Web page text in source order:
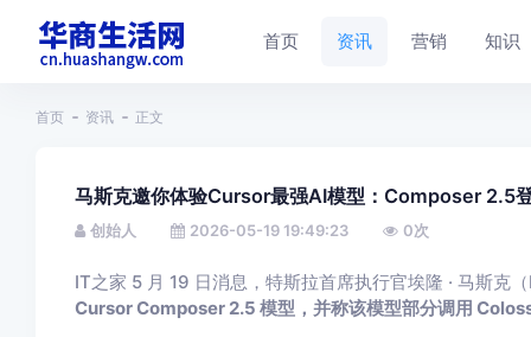
首页 资讯 营销 知识
首页 资讯 正文
马斯克邀你体验Cursor最强AI模型：Composer 2.5
创始人 2026-05-19 19:49:23 0次
IT之家 5 月 19 日消息，特斯拉首席执行官埃隆 · 马斯克
Cursor Composer 2.5 模型，并称该模型部分调用